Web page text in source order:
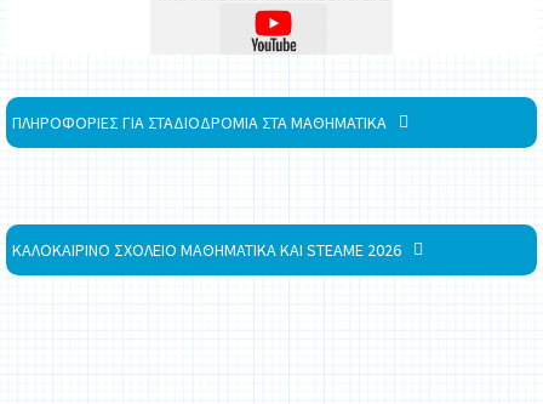
ΠΛΗΡΟΦΟΡΙΕΣ ΓΙΑ ΣΤΑΔΙΟΔΡΟΜΙΑ ΣΤΑ ΜΑΘΗΜΑΤΙΚΑ
ΚΑΛΟΚΑΙΡΙΝΟ ΣΧΟΛΕΙΟ ΜΑΘΗΜΑΤΙΚΑ ΚΑΙ STEAME 2026